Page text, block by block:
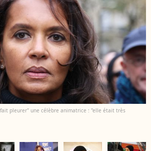
pleurer" une célèbre animatrice : "elle était très